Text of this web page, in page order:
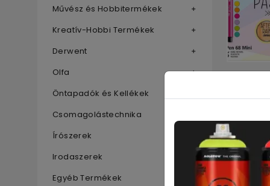
Művész és Hobbitermékek
Kreatív-Hobbi Termékek
Derwent
Olfa
Öntapadók és Kellékek
Csomagolástechnika
Írószerek
Irodaszerek
Egyéb Termékek
10 230Ft